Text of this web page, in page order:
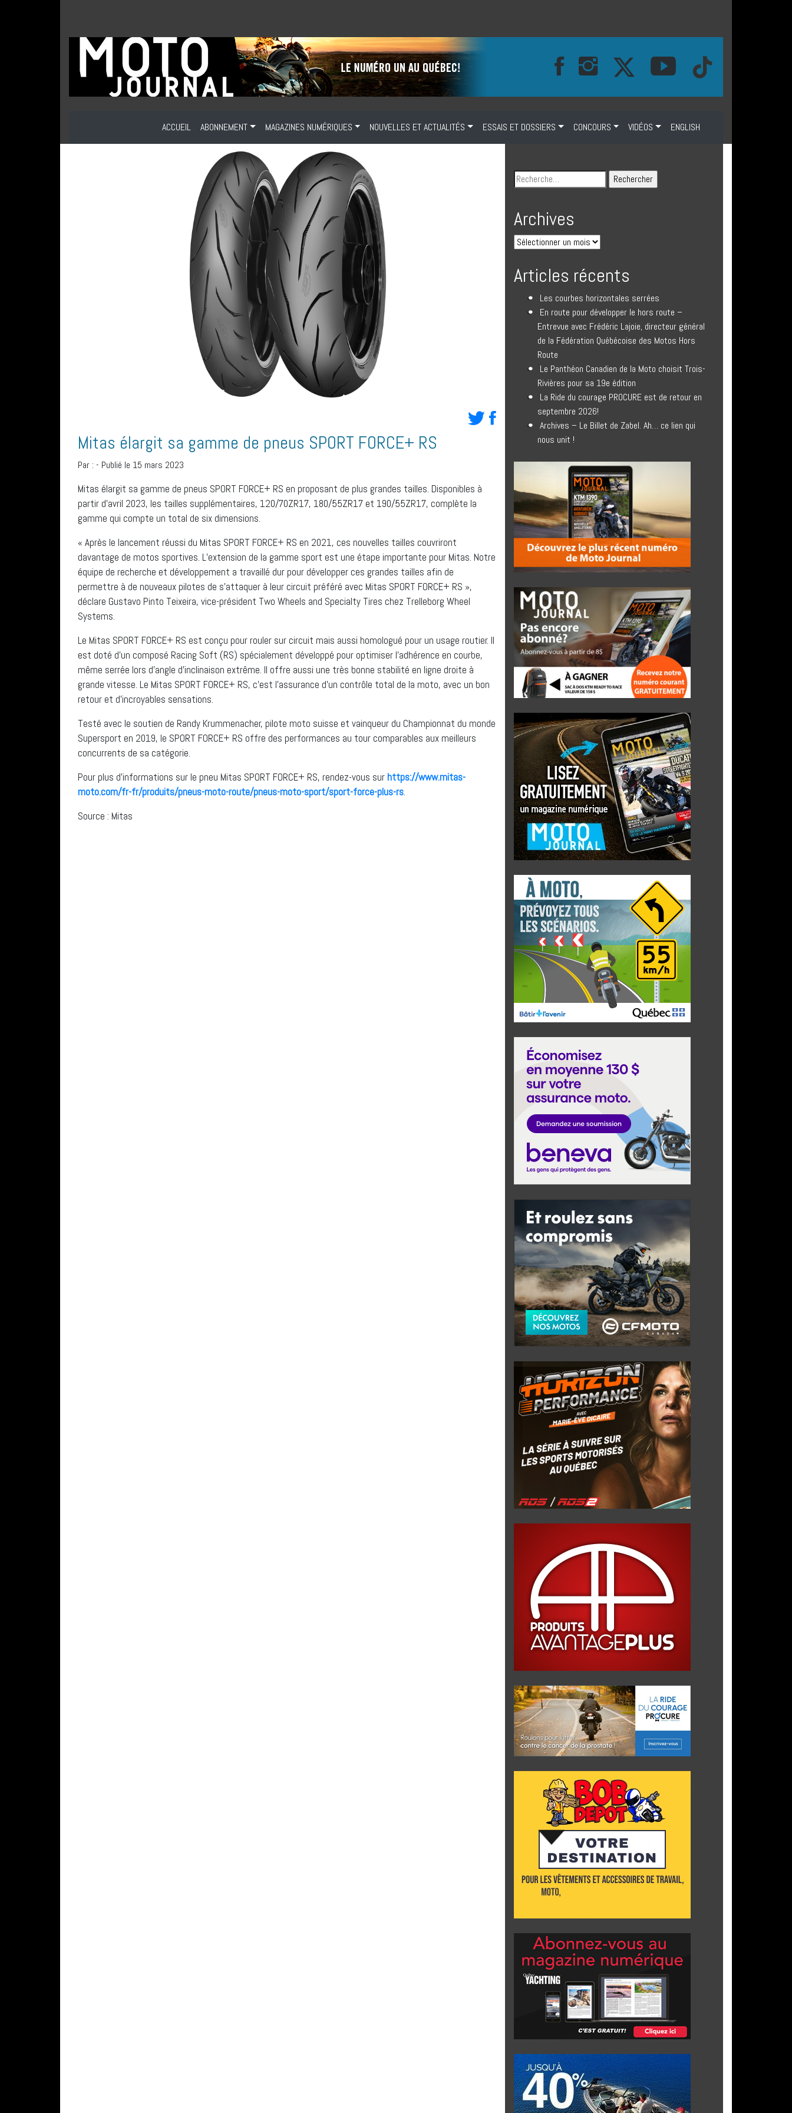
ACCUEIL ABONNEMENT MAGAZINES NUMÉRIQUES NOUVELLES ET ACTUALITÉS ESSAIS ET DOSSIERS CONCOURS VIDÉOS ENGLISH
Mitas élargit sa gamme de pneus SPORT FORCE+ RS
Par : - Publié le 15 mars 2023
Mitas élargit sa gamme de pneus SPORT FORCE+ RS en proposant de plus grandes tailles. Disponibles à
partir d’avril 2023, les tailles supplémentaires, 120/70ZR17, 180/55ZR17 et 190/55ZR17, complète la
gamme qui compte un total de six dimensions.
« Après le lancement réussi du Mitas SPORT FORCE+ RS en 2021, ces nouvelles tailles couvriront
davantage de motos sportives. L’extension de la gamme sport est une étape importante pour Mitas. Notre
équipe de recherche et développement a travaillé dur pour développer ces grandes tailles afin de
permettre à de nouveaux pilotes de s’attaquer à leur circuit préféré avec Mitas SPORT FORCE+ RS »,
déclare Gustavo Pinto Teixeira, vice-président Two Wheels and Specialty Tires chez Trelleborg Wheel
Systems.
Le Mitas SPORT FORCE+ RS est conçu pour rouler sur circuit mais aussi homologué pour un usage routier. Il
est doté d’un composé Racing Soft (RS) spécialement développé pour optimiser l’adhérence en courbe,
même serrée lors d’angle d’inclinaison extrême. Il offre aussi une très bonne stabilité en ligne droite à
grande vitesse. Le Mitas SPORT FORCE+ RS, c’est l’assurance d’un contrôle total de la moto, avec un bon
retour et d’incroyables sensations.
Testé avec le soutien de Randy Krummenacher, pilote moto suisse et vainqueur du Championnat du monde
Supersport en 2019, le SPORT FORCE+ RS offre des performances au tour comparables aux meilleurs
concurrents de sa catégorie.
Pour plus d’informations sur le pneu Mitas SPORT FORCE+ RS, rendez-vous surhttps://www.mitas-
moto.com/fr-fr/produits/pneus-moto-route/pneus-moto-sport/sport-force-plus-rs.
Source : Mitas
Archives
Articles récents
Les courbes horizontales serrées
En route pour développer le hors route –
Entrevue avec Frédéric Lajoie, directeur général
de la Fédération Québécoise des Motos Hors
Route
Le Panthéon Canadien de la Moto choisit Trois-
Rivières pour sa 19e édition
La Ride du courage PROCURE est de retour en
septembre 2026!
Archives – Le Billet de Zabel. Ah… ce lien qui
nous unit !